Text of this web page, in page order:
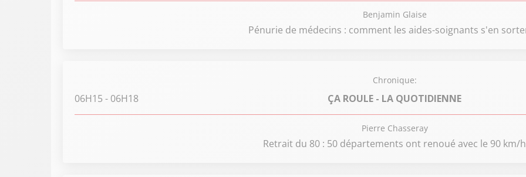
Benjamin Glaise
Pénurie de médecins : comment les aides-soignants s'en
Chronique:
06H15 - 06H18 ÇA ROULE - LA QUOTIDIENNE
Pierre Chasseray
Retrait du 80 : 50 départements ont renoué avec le 90 km/h